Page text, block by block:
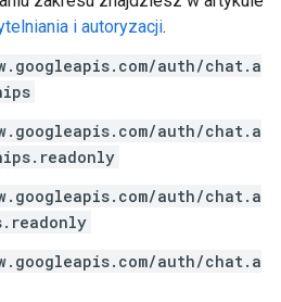
i autoryzacji.
auth/chat.a
auth/chat.a
auth/chat.a
auth/chat.a